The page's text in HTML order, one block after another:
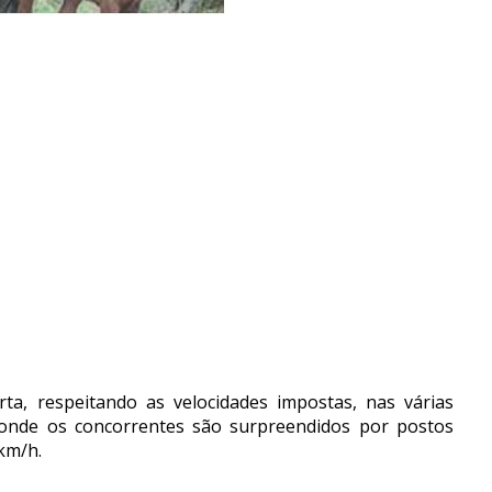
respeitando as velocidades impostas, nas várias
os concorrentes são surpreendidos por postos
h.